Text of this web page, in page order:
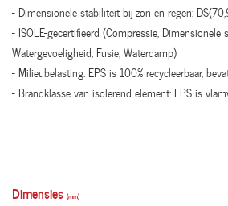
- Dimensionele stabiliteit bij zon en regen:
- ISOLE-gecertifieerd (Compressie, Dimensionele
Watergevoeligheid, Fusie, Waterdamp)
- Milieubelasting: EPS is 100% recycleerbaar,
- Brandklasse van isolerend element: EPS is
Dimensies (mm)